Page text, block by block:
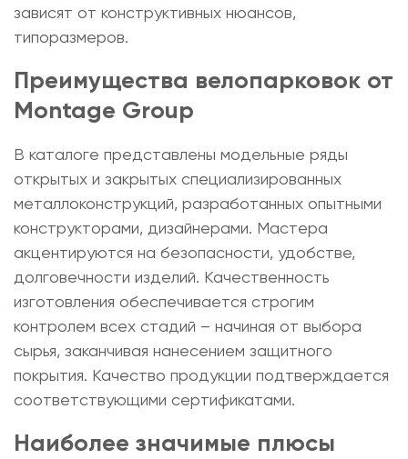
зависят от конструктивных нюансов,
типоразмеров.
Преимущества велопарковок от
Montage Group
В каталоге представлены модельные ряды
открытых и закрытых специализированных
металлоконструкций, разработанных опытными
конструкторами, дизайнерами. Мастера
акцентируются на безопасности, удобстве,
долговечности изделий. Качественность
изготовления обеспечивается строгим
контролем всех стадий – начиная от выбора
сырья, заканчивая нанесением защитного
покрытия. Качество продукции подтверждается
соответствующими сертификатами.
Наиболее значимые плюсы